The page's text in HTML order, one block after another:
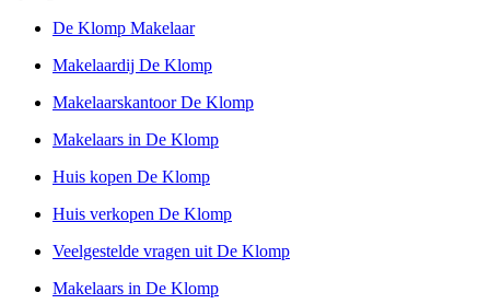
De Klomp Makelaar
Makelaardij De Klomp
Makelaarskantoor De Klomp
Makelaars in De Klomp
Huis kopen De Klomp
Huis verkopen De Klomp
Veelgestelde vragen uit De Klomp
Makelaars in De Klomp